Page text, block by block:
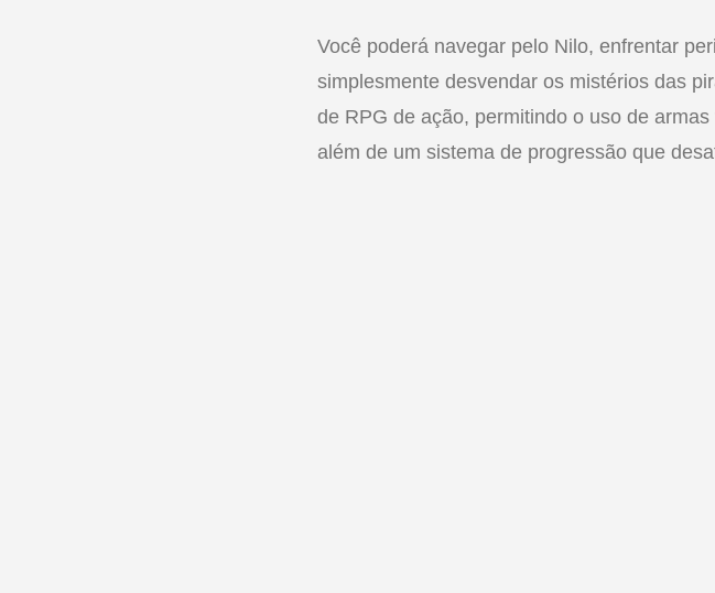
Você poderá navegar pelo Nilo, enfrentar
simplesmente desvendar os mistérios das
de RPG de ação, permitindo o uso de
além de um sistema de progressão que